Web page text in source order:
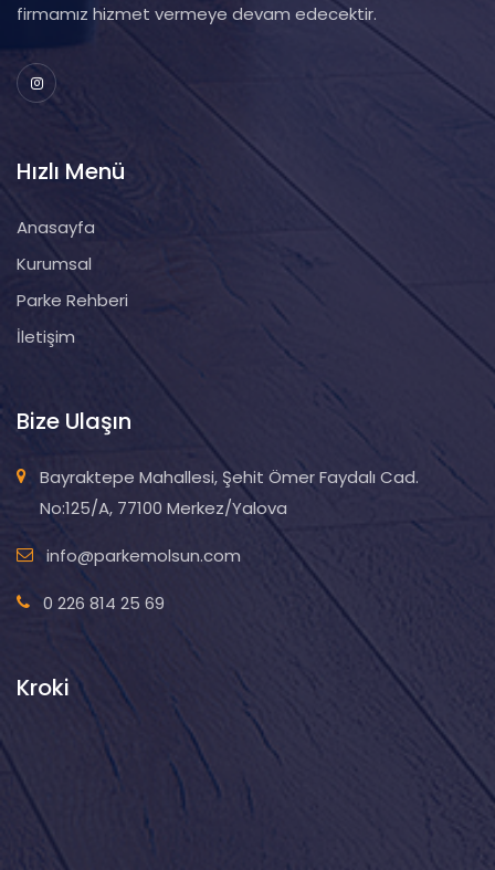
firmamız hizmet vermeye devam edecektir.
Hızlı Menü
Anasayfa
Kurumsal
Parke Rehberi
İletişim
Bize Ulaşın
Bayraktepe Mahallesi, Şehit Ömer Faydalı Cad.
No:125/A, 77100 Merkez/Yalova
info@parkemolsun.com
0 226 814 25 69
Kroki